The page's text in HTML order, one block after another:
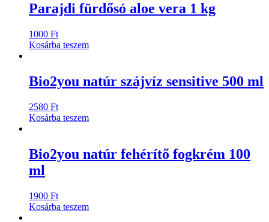
Parajdi fürdősó aloe vera 1 kg
1000 Ft
Kosárba teszem
Bio2you natúr szájvíz sensitive 500 ml
2580 Ft
Kosárba teszem
Bio2you natúr fehérítő fogkrém 100
ml
1900 Ft
Kosárba teszem